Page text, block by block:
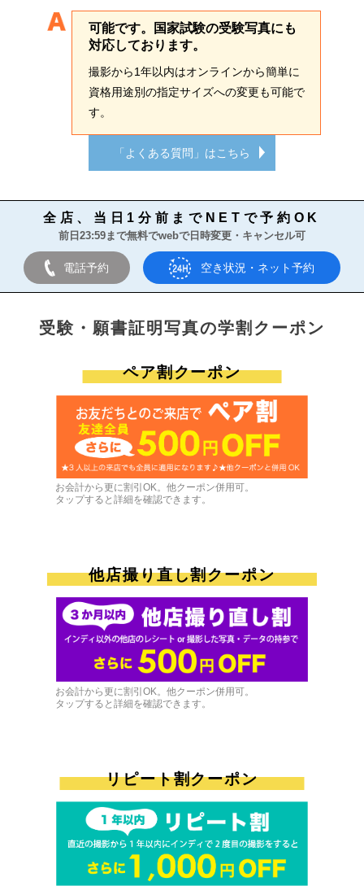
可能です。国家試験の受験写真にも
対応しております。
撮影から1年以内はオンラインから簡単に
資格用途別の指定サイズへの変更も可能で
す。
「よくある質問」はこちら
全店、当日1分前までNETで予約OK
前日23:59まで無料でwebで日時変更・キャンセル可
電話予約 空き状況・ネット予約
受験・願書証明写真の学割クーポン
ペア割クーポン
お会計から更に割引OK。他クーポン併用可。
タップすると詳細を確認できます。
他店撮り直し割クーポン
お会計から更に割引OK。他クーポン併用可。
タップすると詳細を確認できます。
リピート割クーポン